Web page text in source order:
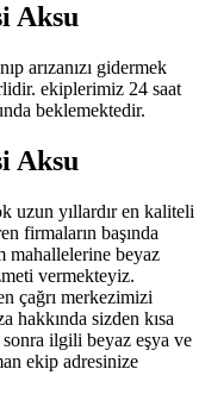
Aksu
arızanızı gidermek
ekiplerimiz 24 saat
beklemektedir.
Aksu
uzun yıllardır en kaliteli
firmaların başında
mahallelerine beyaz
vermekteyiz.
çağrı merkezimizi
hakkında sizden kısa
ilgili beyaz eşya ve
ekip adresinize